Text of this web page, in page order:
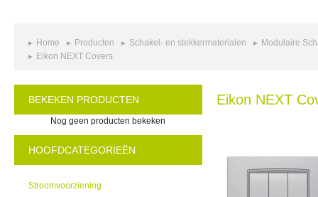
Home Producten Schakel- en stekkermaterialen
Modulaire
Eikon NEXT Covers
BEKEKEN PRODUCTEN
Nog geen producten bekeken
HOOFDCATEGORIEËN
Stroomvoorziening
Eikon NEXT